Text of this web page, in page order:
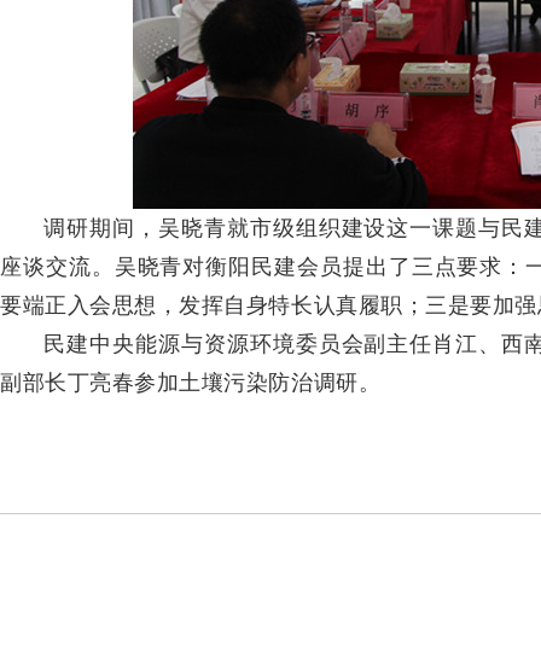
调研期间，吴晓青就市级组织建设这一课题与民
座谈交流。吴晓青对衡阳民建会员提出了三点要求
要端正入会思想，发挥自身特长认真履职；三是要加
民建中央能源与资源环境委员会副主任肖江、
副部长丁亮春参加土壤污染防治调研。